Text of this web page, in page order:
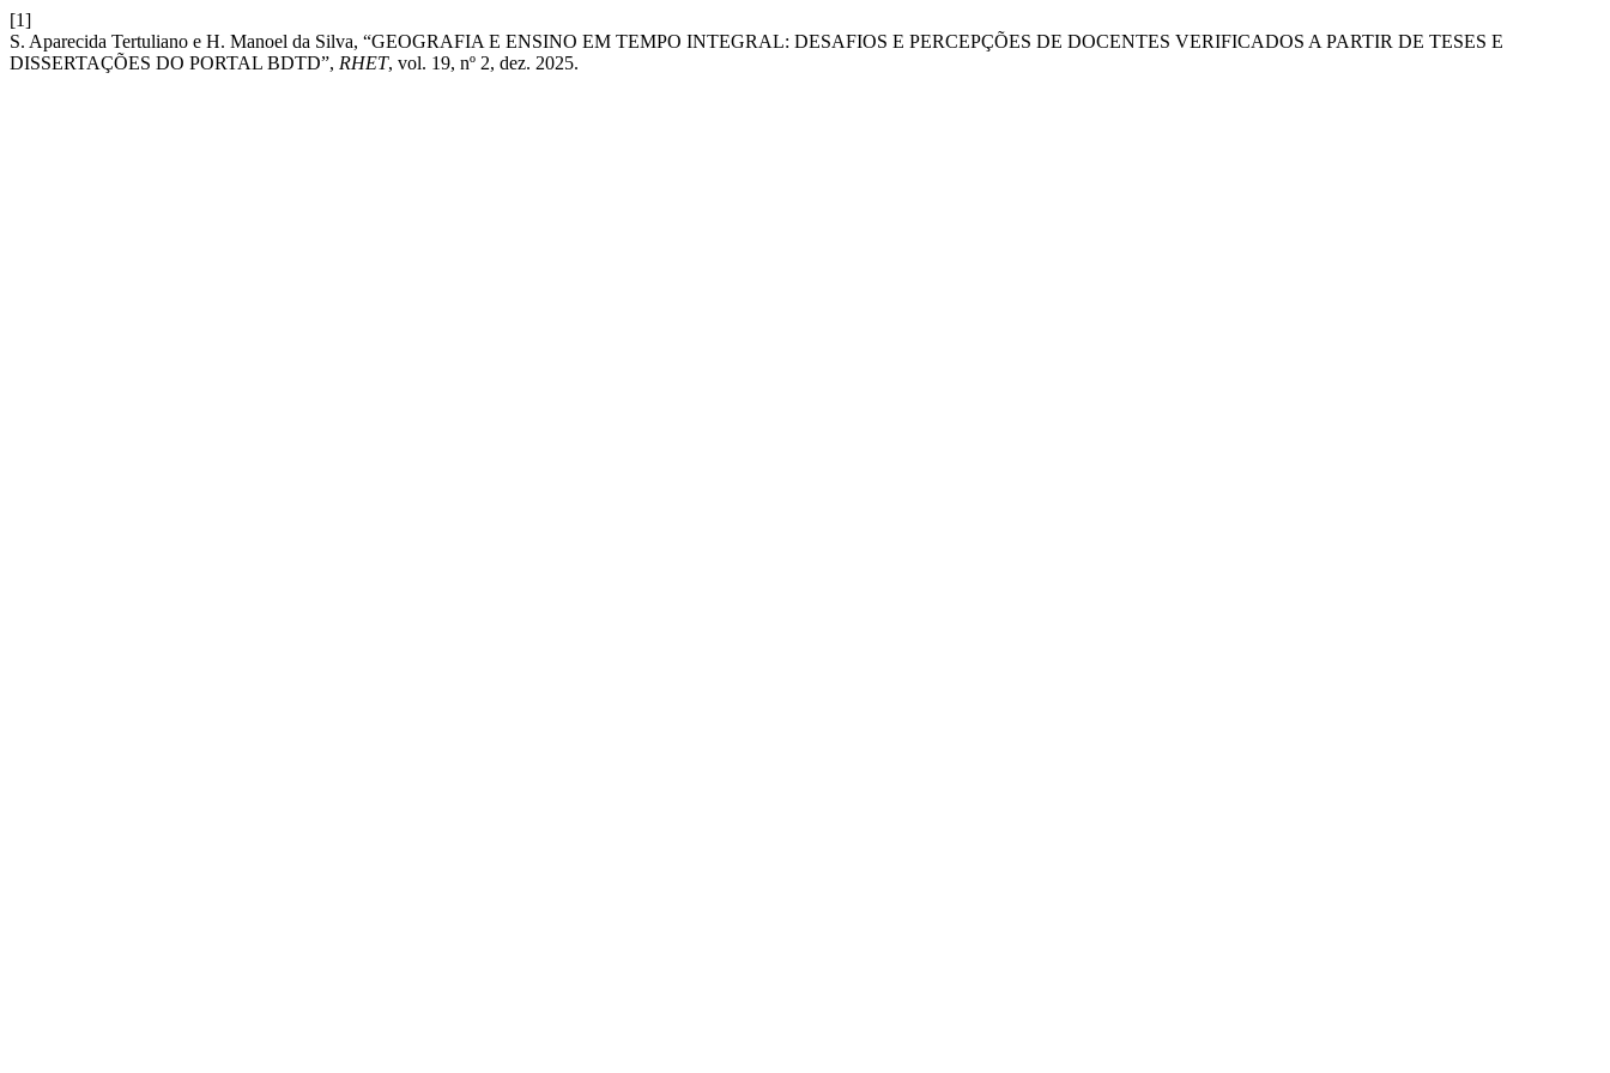
[1]
S. Aparecida Tertuliano e H. Manoel da Silva, “GEOGRAFIA E ENSINO EM TEMPO INTEGRAL: DESAFIOS E PERCEPÇÕES DE DOCENTES VERIFICADOS A PARTIR DE TESES E
DISSERTAÇÕES DO PORTAL BDTD”, RHET, vol. 19, nº 2, dez. 2025.